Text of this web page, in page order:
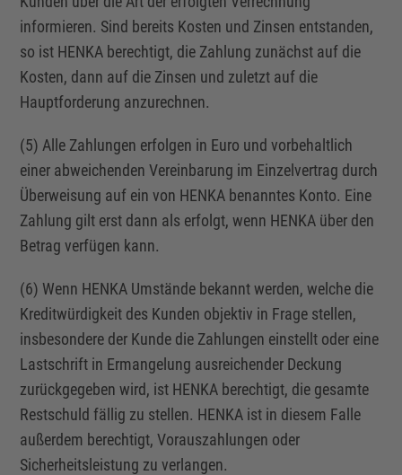
informieren. Sind bereits Kosten und Zinsen entstanden,
so ist HENKA berechtigt, die Zahlung zunächst auf die
Kosten, dann auf die Zinsen und zuletzt auf die
Hauptforderung anzurechnen.
(5) Alle Zahlungen erfolgen in Euro und vorbehaltlich
einer abweichenden Vereinbarung im Einzelvertrag durch
Überweisung auf ein von HENKA benanntes Konto. Eine
Zahlung gilt erst dann als erfolgt, wenn HENKA über den
Betrag verfügen kann.
(6) Wenn HENKA Umstände bekannt werden, welche die
Kreditwürdigkeit des Kunden objektiv in Frage stellen,
insbesondere der Kunde die Zahlungen einstellt oder eine
Lastschrift in Ermangelung ausreichender Deckung
zurückgegeben wird, ist HENKA berechtigt, die gesamte
Restschuld fällig zu stellen. HENKA ist in diesem Falle
außerdem berechtigt, Vorauszahlungen oder
Sicherheitsleistung zu verlangen.